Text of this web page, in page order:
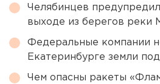
Челябинцев
выходе из берегов реки
Федеральные компании
Екатеринбурге земли
Чем опасны ракеты